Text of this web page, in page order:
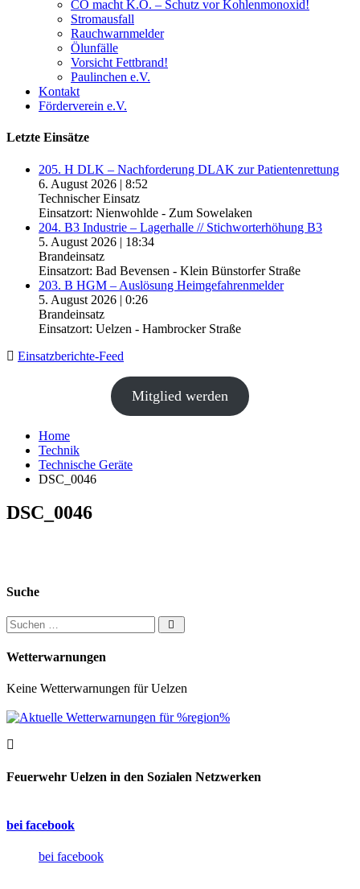
CO macht K.O. – Schutz vor Kohlenmonoxid!
Stromausfall
Rauchwarnmelder
Ölunfälle
Vorsicht Fettbrand!
Paulinchen e.V.
Kontakt
Förderverein e.V.
Letzte Einsätze
205. H DLK – Nachforderung DLAK zur Patientenrettung
6. August 2026 | 8:52
Technischer Einsatz
Einsatzort: Nienwohlde - Zum Sowelaken
204. B3 Industrie – Lagerhalle // Stichworterhöhung B3
5. August 2026 | 18:34
Brandeinsatz
Einsatzort: Bad Bevensen - Klein Bünstorfer Straße
203. B HGM – Auslösung Heimgefahrenmelder
5. August 2026 | 0:26
Brandeinsatz
Einsatzort: Uelzen - Hambrocker Straße
Einsatzberichte-Feed
Mitglied werden
Home
Technik
Technische Geräte
DSC_0046
DSC_0046
Suche
Suchen nach:
Wetterwarnungen
Keine Wetterwarnungen für Uelzen
Feuerwehr Uelzen in den Sozialen Netzwerken
bei facebook
bei facebook